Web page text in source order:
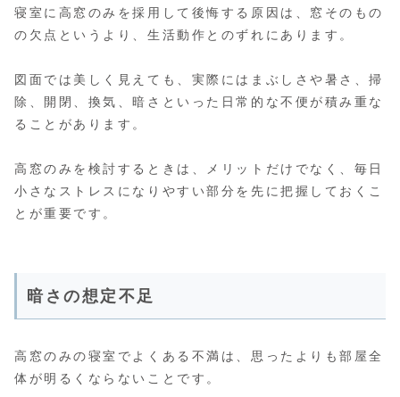
寝室に高窓のみを採用して後悔する原因は、窓そのもの
の欠点というより、生活動作とのずれにあります。
図面では美しく見えても、実際にはまぶしさや暑さ、掃
除、開閉、換気、暗さといった日常的な不便が積み重な
ることがあります。
高窓のみを検討するときは、メリットだけでなく、毎日
小さなストレスになりやすい部分を先に把握しておくこ
とが重要です。
暗さの想定不足
高窓のみの寝室でよくある不満は、思ったよりも部屋全
体が明るくならないことです。